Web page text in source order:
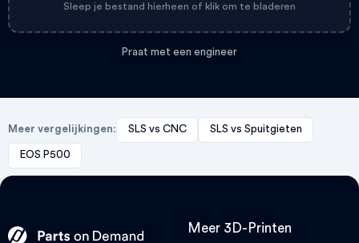
Sleep je bestand hierheen of klik om te bladeren
Praat met een engineer
Meer vergelijkingen: SLS vs CNC SLS vs Spuitgieten
EOS P500
Meer 3D-Printen